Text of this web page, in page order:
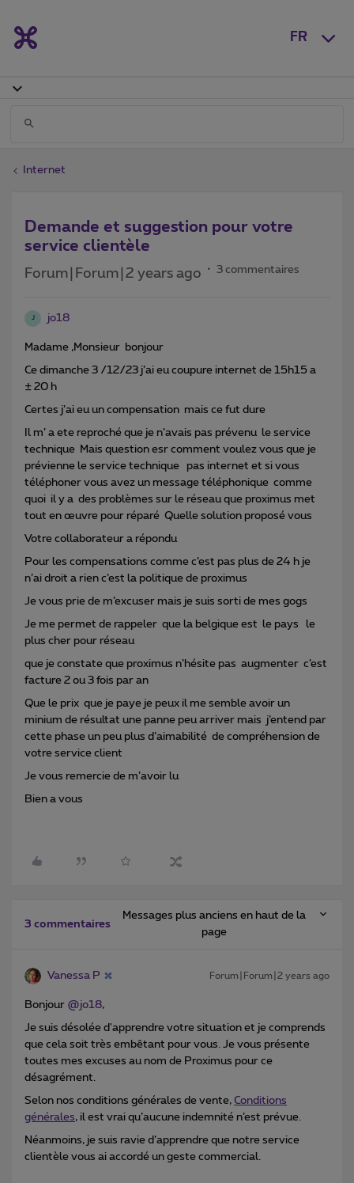
FR
Internet
Demande et suggestion pour votre
service clientèle
Forum|Forum|2 years ago 3 commentaires
J jo18
Madame ,Monsieur bonjour
Ce dimanche 3 /12/23 j’ai eu coupure internet de 15h15 a
± 20 h
Certes j’ai eu un compensation mais ce fut dure
Il m’ a ete reproché que je n’avais pas prévenu le service
technique Mais question esr comment voulez vous que je
prévienne le service technique pas internet et si vous
téléphoner vous avez un message téléphonique comme
quoi il y a des problèmes sur le réseau que proximus met
tout en œuvre pour réparé Quelle solution proposé vous
Votre collaborateur a répondu
Pour les compensations comme c’est pas plus de 24 h je
n’ai droit a rien c’est la politique de proximus
Je vous prie de m’excuser mais je suis sorti de mes gogs
Je me permet de rappeler que la belgique est le pays le
plus cher pour réseau
que je constate que proximus n’hésite pas augmenter c’est
facture 2 ou 3 fois par an
Que le prix que je paye je peux il me semble avoir un
minium de résultat une panne peu arriver mais j’entend par
cette phase un peu plus d’aimabilité de compréhension de
votre service client
Je vous remercie de m’avoir lu
Bien a vous
3 commentaires
Messages plus anciens en haut de la
page
Vanessa P Forum|Forum|2 years ago
Bonjour @jo18,
Je suis désolée d'apprendre votre situation et je comprends
que cela soit très embêtant pour vous. Je vous présente
toutes mes excuses au nom de Proximus pour ce
désagrément.
Selon nos conditions générales de vente, Conditions
générales, il est vrai qu’aucune indemnité n’est prévue.
Néanmoins, je suis ravie d’apprendre que notre service
clientèle vous ai accordé un geste commercial.